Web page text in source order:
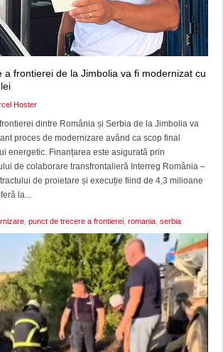
a frontierei de la Jimbolia va fi modernizat cu
Hoster
dintre România și Serbia de la Jimbolia va
proces de modernizare având ca scop final
energetic. Finanțarea este asigurată prin
de colaborare transfrontalieră Interreg România –
de proietare și execuție fiind de 4,3 milioane
la...
punct de trecere a frontierei romania serbia